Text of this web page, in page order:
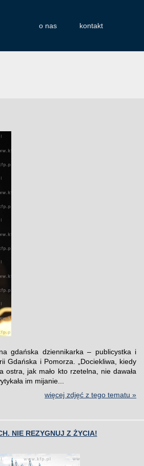
o nas kontakt
gdańska dziennikarka – publicystka i
Gdańska i Pomorza. „Dociekliwa, kiedy
jak mało kto rzetelna, nie dawała
im mijanie...
więcej zdjęć z tego tematu »
NIE REZYGNUJ Z ŻYCIA!